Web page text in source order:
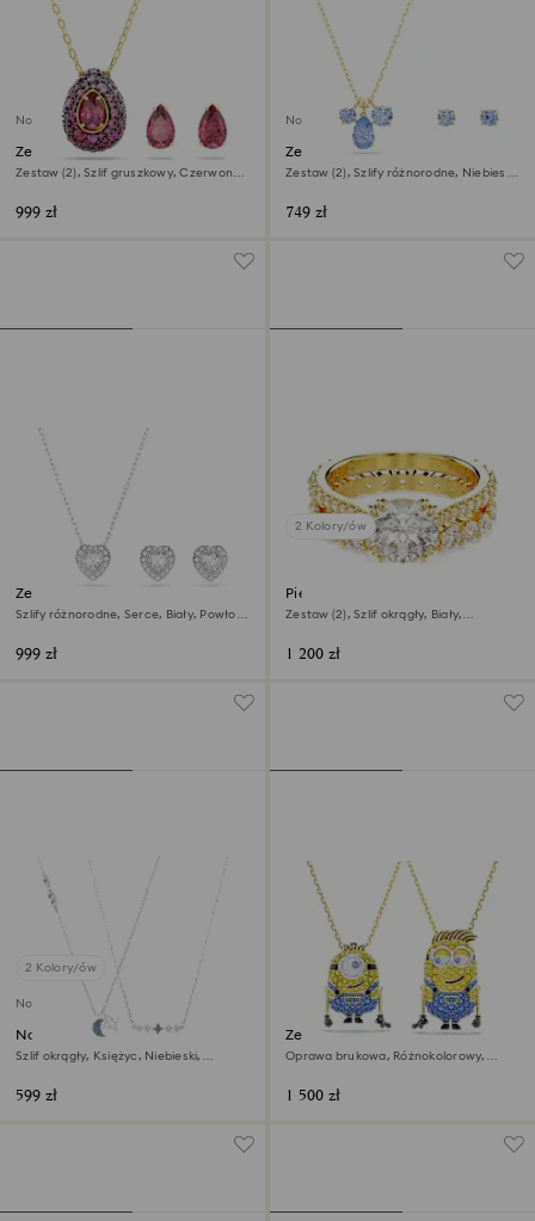
Nowość
Zestaw Sublima
Zestaw (2), Szlif gruszkowy, Czerwony,
999 zł
Nowość
Zestaw Mesmera
Zestaw (2), Szlify różnorodne, Niebieski,
749 zł
Zestaw Ariana Grande x
Swarovski
Szlify różnorodne, Serce, Biały, Powłoka
999 zł
2 Kolory/ów
Pierścionek Stilla
Zestaw (2), Szlif okrągły, Biały,
1 200 zł
2 Kolory/ów
Nowość
Naszyjnik Symbolica
Szlif okrągły, Księżyc, Niebieski,
599 zł
Zestaw Minions James and
Henry
Oprawa brukowa, Różnokolorowy,
1 500 zł